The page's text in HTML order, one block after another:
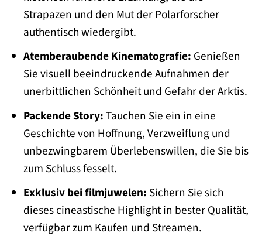
Strapazen und den Mut der Polarforscher
authentisch wiedergibt.
Atemberaubende Kinematografie: Genießen
Sie visuell beeindruckende Aufnahmen der
unerbittlichen Schönheit und Gefahr der Arktis.
Packende Story:Tauchen Sie ein in eine
Geschichte von Hoffnung, Verzweiflung und
unbezwingbarem Überlebenswillen, die Sie bis
zum Schluss fesselt.
Exklusiv bei filmjuwelen: Sichern Sie sich
dieses cineastische Highlight in bester Qualität,
verfügbar zum Kaufen und Streamen.